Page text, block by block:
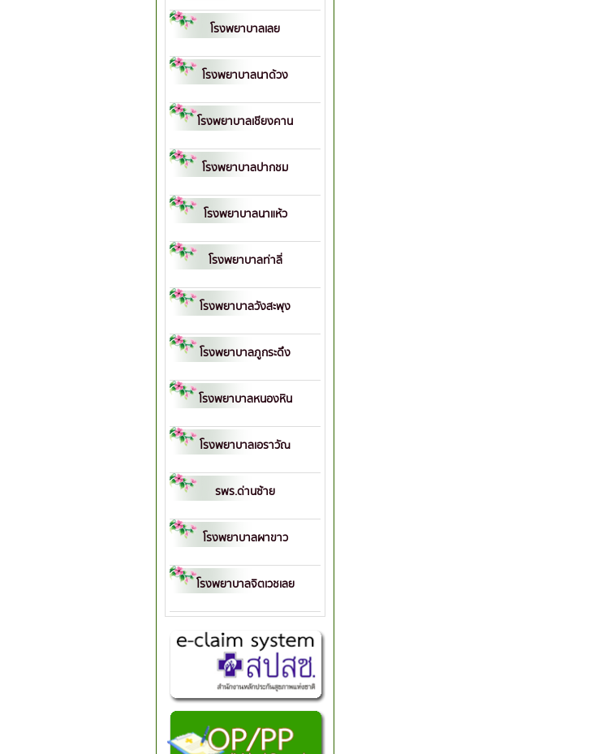
โรงพยาบาลเลย
โรงพยาบาลนาด้วง
โรงพยาบาลเชียงคาน
โรงพยาบาลปากชม
โรงพยาบาลนาแห้ว
โรงพยาบาลท่าลี่
โรงพยาบาลวังสะพุง
โรงพยาบาลภูกระดึง
โรงพยาบาลหนองหิน
โรงพยาบาลเอราวัณ
รพร.ด่านซ้าย
โรงพยาบาลผาขาว
โรงพยาบาลจิตเวชเลย